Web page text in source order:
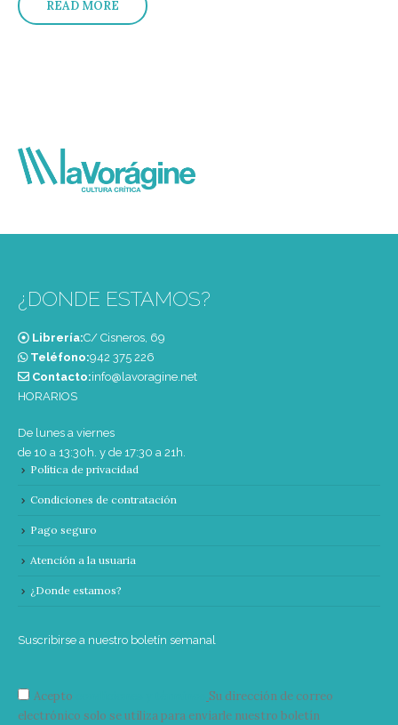
READ MORE
¿DONDE ESTAMOS?
Librería:C/ Cisneros, 69
Teléfono:‭942 375 226‬
Contacto:info@lavoragine.net
HORARIOS
De lunes a viernes
de 10 a 13:30h. y de 17:30 a 21h.
Política de privacidad
Condiciones de contratación
Pago seguro
Atención a la usuaria
¿Donde estamos?
Suscribirse a nuestro boletín semanal
Acepto
Su dirección de correo
electrónico solo se utiliza para enviarle nuestro boletín